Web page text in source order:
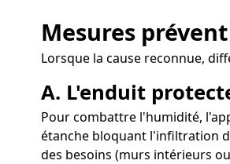
Mesures
Lorsque la cause reconnue,
A. L'enduit
Pour combattre l'humidité,
étanche bloquant l'infiltration
des besoins (murs intérieurs